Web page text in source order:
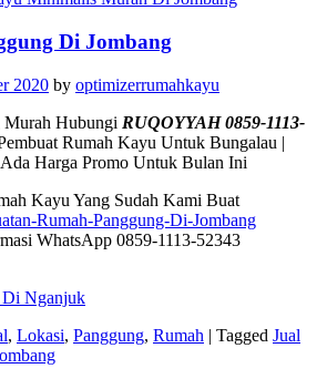
Di Jombang
2020 by optimizerrumahkayu
Murah Hubungi RUQOYYAH 0859-1113-
Rumah Kayu Untuk Bungalau |
Harga Promo Untuk Bulan Ini
Kayu Yang Sudah Kami Buat
WhatsApp 0859-1113-52343
Di Nganjuk
, Lokasi, Panggung, Rumah | Tagged Jual